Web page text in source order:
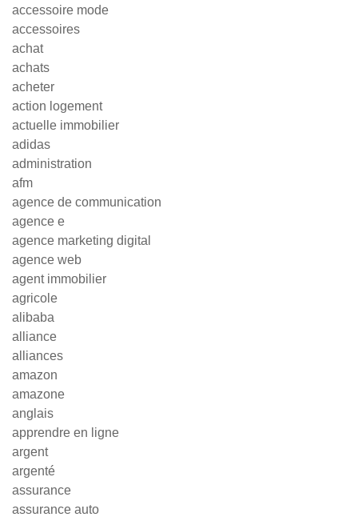
accessoire mode
accessoires
achat
achats
acheter
action logement
actuelle immobilier
adidas
administration
afm
agence de communication
agence e
agence marketing digital
agence web
agent immobilier
agricole
alibaba
alliance
alliances
amazon
amazone
anglais
apprendre en ligne
argent
argenté
assurance
assurance auto